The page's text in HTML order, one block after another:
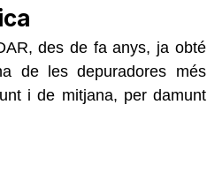
des de fa anys, ja obté
de les depuradores més
i de mitjana, per damunt